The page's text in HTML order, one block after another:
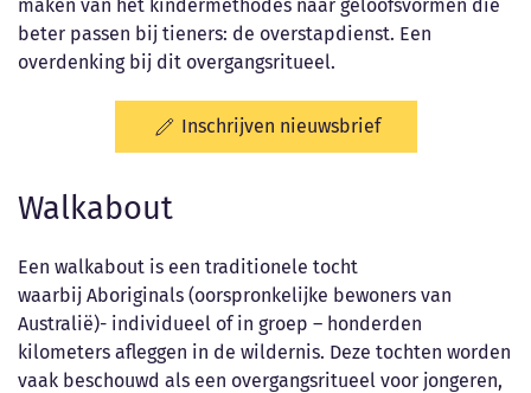
maken van het kindermethodes naar geloofsvormen die
beter passen bij tieners: de overstapdienst. Een
overdenking bij dit overgangsritueel.
Inschrijven nieuwsbrief
Walkabout
Een walkabout is een traditionele tocht
waarbij Aboriginals (oorspronkelijke bewoners van
Australië)- individueel of in groep – honderden
kilometers afleggen in de wildernis. Deze tochten worden
vaak beschouwd als een overgangsritueel voor jongeren,